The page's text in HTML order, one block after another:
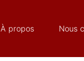
À propos Nous